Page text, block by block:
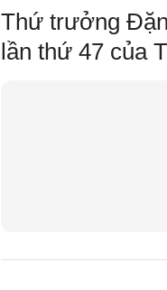
Thứ trưởng
lần thứ 47 của